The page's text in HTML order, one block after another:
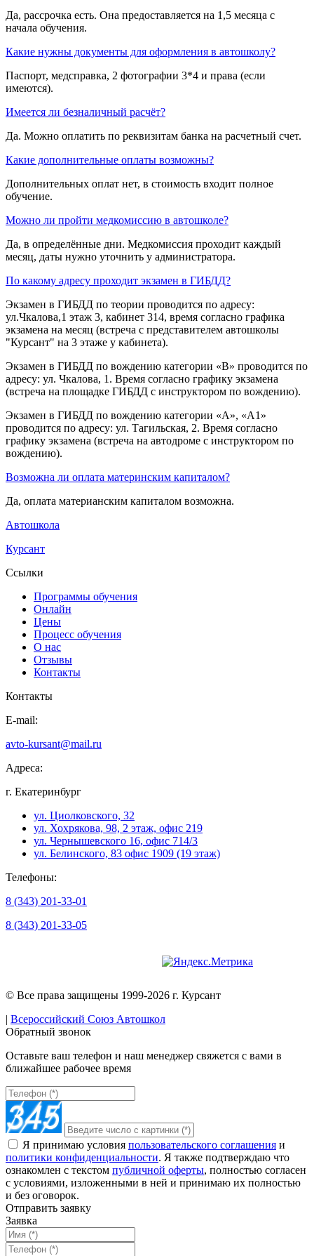
Да, рассрочка есть. Она предоставляется на 1,5 месяца с
начала обучения.
Какие нужны документы для оформления в автошколу?
Паспорт, медсправка, 2 фотографии 3*4 и права (если
имеются).
Имеется ли безналичный расчёт?
Да. Можно оплатить по реквизитам банка на расчетный счет.
Какие дополнительные оплаты возможны?
Дополнительных оплат нет, в стоимость входит полное
обучение.
Можно ли пройти медкомиссию в автошколе?
Да, в определённые дни. Медкомиссия проходит каждый
месяц, даты нужно уточнить у администратора.
По какому адресу проходит экзамен в ГИБДД?
Экзамен в ГИБДД по теории проводится по адресу:
ул.Чкалова,1 этаж 3, кабинет 314, время согласно графика
экзамена на месяц (встреча с представителем автошколы
"Курсант" на 3 этаже у кабинета).
Экзамен в ГИБДД по вождению категории «B» проводится по
адресу: ул. Чкалова, 1. Время согласно графику экзамена
(встреча на площадке ГИБДД с инструктором по вождению).
Экзамен в ГИБДД по вождению категории «A», «A1»
проводится по адресу: ул. Тагильская, 2. Время согласно
графику экзамена (встреча на автодроме с инструктором по
вождению).
Возможна ли оплата материнским капиталом?
Да, оплата материанским капиталом возможна.
Автошкола
Курсант
Ссылки
Программы обучения
Онлайн
Цены
Процесс обучения
О нас
Отзывы
Контакты
Контакты
E-mail:
avto-kursant@mail.ru
Адреса:
г. Екатеринбург
ул. Циолковского, 32
ул. Хохрякова, 98, 2 этаж, офис 219
ул. Чернышевского 16, офис 714/3
ул. Белинского, 83 офис 1909 (19 этаж)
Телефоны:
8 (343) 201-33-01
8 (343) 201-33-05
© Все права защищены 1999-2026 г. Курсант
| Всероссийский Союз Автошкол
Обратный звонок
Оставьте ваш телефон и наш менеджер свяжется с вами в
ближайшее рабочее время
Я принимаю условия пользовательского соглашения и
политики конфиденциальности. Я также подтверждаю что
ознакомлен с текстом публичной оферты, полностью согласен
с условиями, изложенными в ней и принимаю их полностью
и без оговорок.
Отправить заявку
Заявка